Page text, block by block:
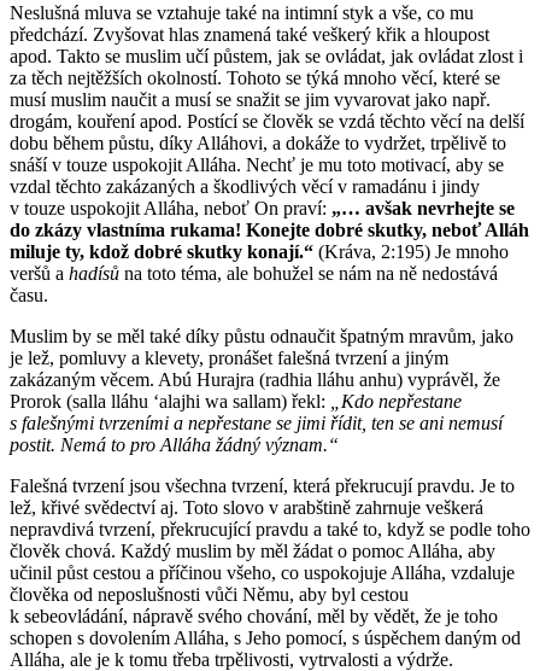
Neslušná mluva se vztahuje také na intimní styk a vše, co mu
předchází. Zvyšovat hlas znamená také veškerý křik a hloupost
apod. Takto se muslim učí půstem, jak se ovládat, jak ovládat zlost i
za těch nejtěžších okolností. Tohoto se týká mnoho věcí, které se
musí muslim naučit a musí se snažit se jim vyvarovat jako např.
drogám, kouření apod. Postící se člověk se vzdá těchto věcí na delší
dobu během půstu, díky Alláhovi, a dokáže to vydržet, trpělivě to
snáší v touze uspokojit Alláha. Nechť je mu toto motivací, aby se
vzdal těchto zakázaných a škodlivých věcí v ramadánu i jindy
v touze uspokojit Alláha, neboť On praví: „… avšak nevrhejte se
do zkázy vlastníma rukama! Konejte dobré skutky, neboť Alláh
miluje ty, kdož dobré skutky konají.“ (Kráva, 2:195) Je mnoho
veršů a hadísů na toto téma, ale bohužel se nám na ně nedostává
času.
Muslim by se měl také díky půstu odnaučit špatným mravům, jako
je lež, pomluvy a klevety, pronášet falešná tvrzení a jiným
zakázaným věcem. Abú Hurajra (radhia lláhu anhu) vyprávěl, že
Prorok (salla lláhu ʻalajhi wa sallam) řekl:
„Kdo nepřestane
s falešnými tvrzeními a nepřestane se jimi řídit, ten se ani nemusí
postit. Nemá to pro Alláha žádný význam.“
Falešná tvrzení jsou všechna tvrzení, která překrucují pravdu. Je to
lež, křivé svědectví aj. Toto slovo v arabštině zahrnuje veškerá
nepravdivá tvrzení, překrucující pravdu a také to, když se podle toho
člověk chová. Každý muslim by měl žádat o pomoc Alláha, aby
učinil půst cestou a příčinou všeho, co uspokojuje Alláha, vzdaluje
člověka od neposlušnosti vůči Němu, aby byl cestou
k sebeovládání, nápravě svého chování, měl by vědět, že je toho
schopen s dovolením Alláha, s Jeho pomocí, s úspěchem daným od
Alláha, ale je k tomu třeba trpělivosti, vytrvalosti a výdrže.